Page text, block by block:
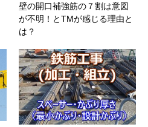
壁の開口補強筋の７割は意図
が不明！とTMが感じる理由と
は？